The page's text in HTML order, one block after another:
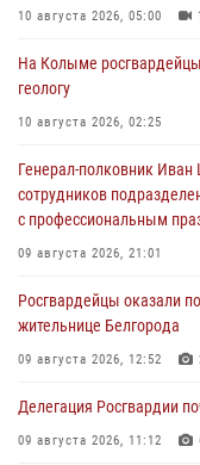
10 августа 2026, 05:00
На Колыме
геологу
10 августа 2026, 02:25
Генерал-полковник
сотрудников
с профессиональным
09 августа 2026, 21:01
Росгвардейцы оказали
жительнице Белгорода
09 августа 2026, 12:52
Делегация Росгвардии
09 августа 2026, 11:12